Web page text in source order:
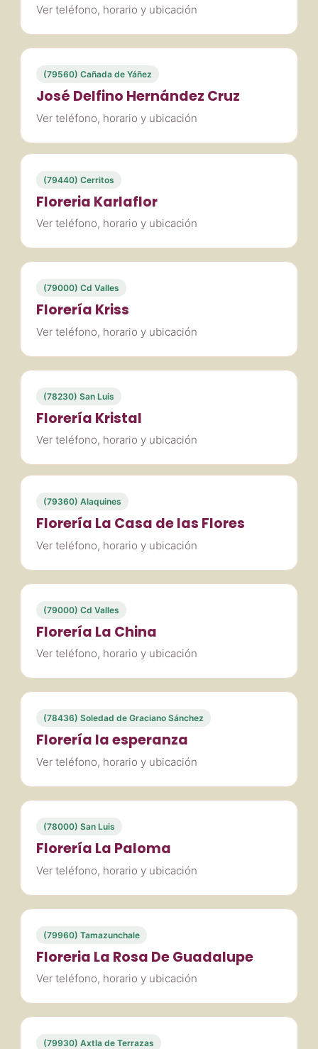
Ver teléfono, horario y ubicación
(79560) Cañada de Yáñez
José Delfino Hernández Cruz
Ver teléfono, horario y ubicación
(79440) Cerritos
Floreria Karlaflor
Ver teléfono, horario y ubicación
(79000) Cd Valles
Florería Kriss
Ver teléfono, horario y ubicación
(78230) San Luis
Florería Kristal
Ver teléfono, horario y ubicación
(79360) Alaquines
Florería La Casa de las Flores
Ver teléfono, horario y ubicación
(79000) Cd Valles
Florería La China
Ver teléfono, horario y ubicación
(78436) Soledad de Graciano Sánchez
Florería la esperanza
Ver teléfono, horario y ubicación
(78000) San Luis
Florería La Paloma
Ver teléfono, horario y ubicación
(79960) Tamazunchale
Floreria La Rosa De Guadalupe
Ver teléfono, horario y ubicación
(79930) Axtla de Terrazas